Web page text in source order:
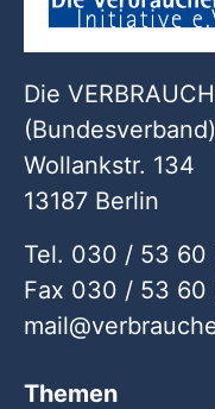
Die
(Bundesverband)
Wollankstr. 134
13187 Berlin
Tel. 030 / 53 60
Fax 030 / 53 60
mail
Themen